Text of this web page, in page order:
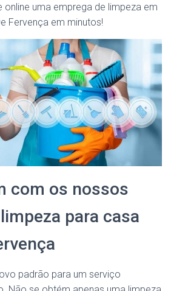
online uma emprega de limpeza em
Fervença em minutos!
com os nossos
para casa
padrão para um serviço